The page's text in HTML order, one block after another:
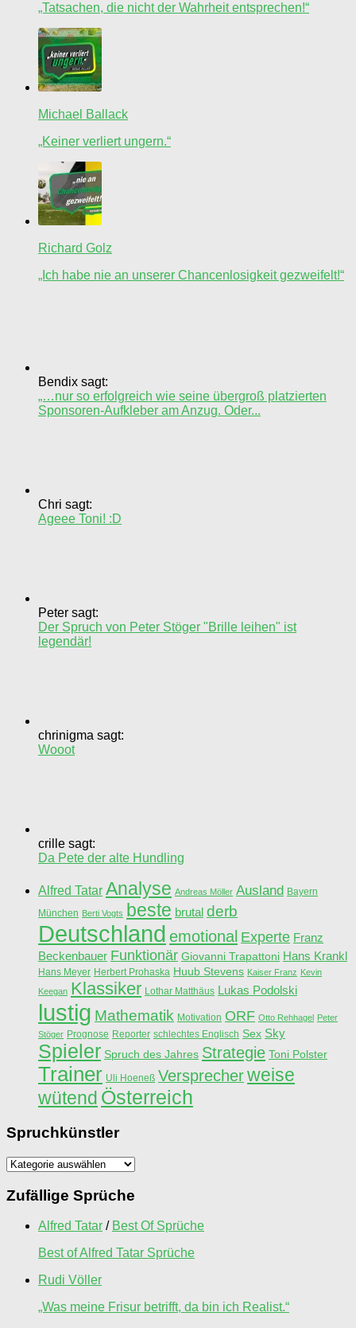
„Tatsachen, die nicht der Wahrheit entsprechen!“
Michael Ballack
„Keiner verliert ungern.“
Richard Golz
„Ich habe nie an unserer Chancenlosigkeit gezweifelt!“
Bendix sagt:
„…nur so erfolgreich wie seine übergroß platzierten
Sponsoren-Aufkleber am Anzug. Oder...
Chri sagt:
Ageee Toni! :D
Peter sagt:
Der Spruch von Peter Stöger "Brille leihen" ist
legendär!
chrinigma sagt:
Wooot
crille sagt:
Da Pete der alte Hundling
Alfred Tatar Analyse Andreas Möller Ausland Bayern
München Berti Vogts beste brutal derb
Deutschland emotional Experte Franz
Beckenbauer Funktionär Giovanni Trapattoni Hans Krankl
Hans Meyer Herbert Prohaska Huub Stevens Kaiser Franz Kevin
Keegan Klassiker Lothar Matthäus Lukas Podolski
lustig Mathematik Motivation ORF Otto Rehhagel
Peter
Stöger Prognose Reporter schlechtes Englisch Sex Sky
Spieler Spruch des Jahres Strategie Toni Polster
Trainer Uli Hoeneß Versprecherweise
wütend Österreich
Spruchkünstler
Spruchkünstler
Zufällige Sprüche
Alfred Tatar / Best Of Sprüche
Best of Alfred Tatar Sprüche
Rudi Völler
„Was meine Frisur betrifft, da bin ich Realist.“